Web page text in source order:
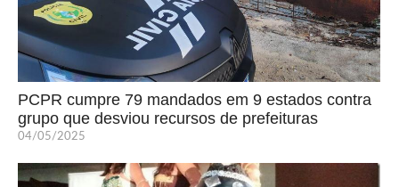
PCPR cumpre 79 mandados em 9 estados contra
grupo que desviou recursos de prefeituras
04/05/2025